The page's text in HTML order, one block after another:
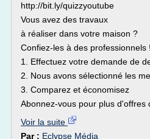
http://bit.ly/quizzyoutube
Vous avez des travaux
à réaliser dans votre maison ?
Confiez-les à des professionnels !
1. Effectuez votre demande de
2. Nous avons sélectionné les
3. Comparez et économisez
Abonnez-vous pour plus d'offres
Voir la suite
Par : Eclypse Média